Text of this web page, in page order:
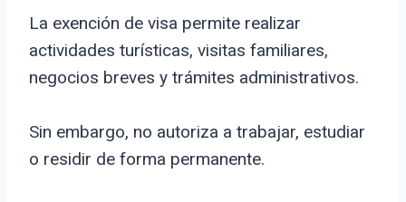
La exención de visa permite realizar
actividades turísticas, visitas familiares,
negocios breves y trámites administrativos.
Sin embargo, no autoriza a trabajar, estudiar
o residir de forma permanente.